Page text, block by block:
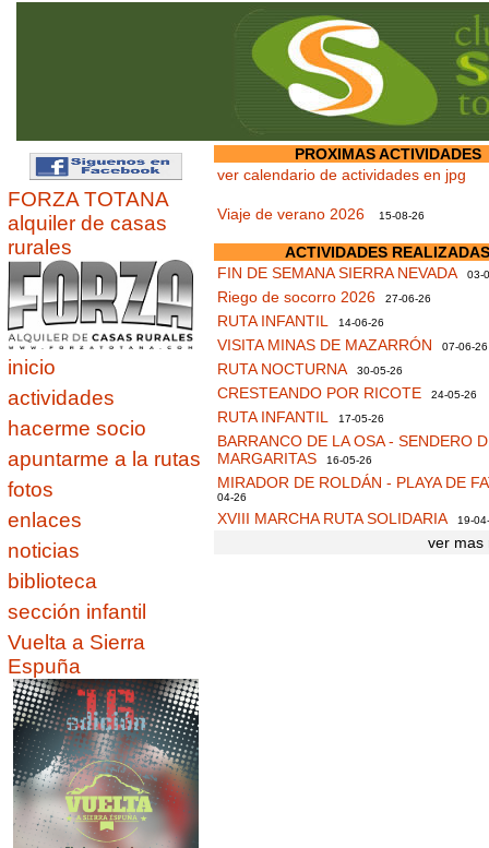
FORZA TOTANA
alquiler de casas
rurales
inicio
actividades
hacerme socio
apuntarme a la rutas
fotos
enlaces
noticias
biblioteca
sección infantil
Vuelta a Sierra
Espuña
PROXIMAS ACTIVIDADES
ver calendario de actividades en jpg
Viaje de verano 2026 15-08-26
ACTIVIDADES REALIZADAS
FIN DE SEMANA SIERRA NEVADA 03-
Riego de socorro 2026 27-06-26
RUTA INFANTIL 14-06-26
VISITA MINAS DE MAZARRÓN 07-06-26
RUTA NOCTURNA 30-05-26
CRESTEANDO POR RICOTE 24-05-26
RUTA INFANTIL 17-05-26
BARRANCO DE LA OSA - SENDERO
MARGARITAS 16-05-26
MIRADOR DE ROLDÁN - PLAYA DE
04-26
XVIII MARCHA RUTA SOLIDARIA 19-
ver mas